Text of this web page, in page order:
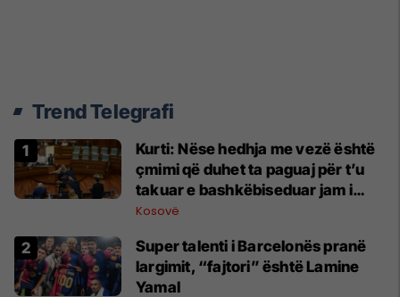
Trend Telegrafi
Kurti: Nëse hedhja me vezë është
çmimi që duhet ta paguaj për t’u
takuar e bashkëbiseduar jam i
lumtur ta bëj këtë
Kosovë
Super talenti i Barcelonës pranë
largimit, “fajtori” është Lamine
Yamal